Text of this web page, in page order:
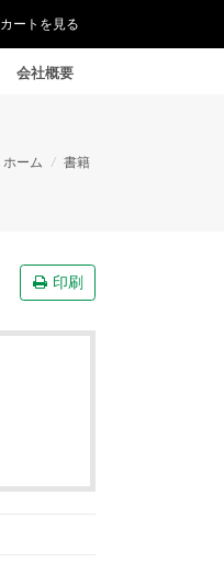
カートを見る
会社概要
ホーム / 書籍
印刷